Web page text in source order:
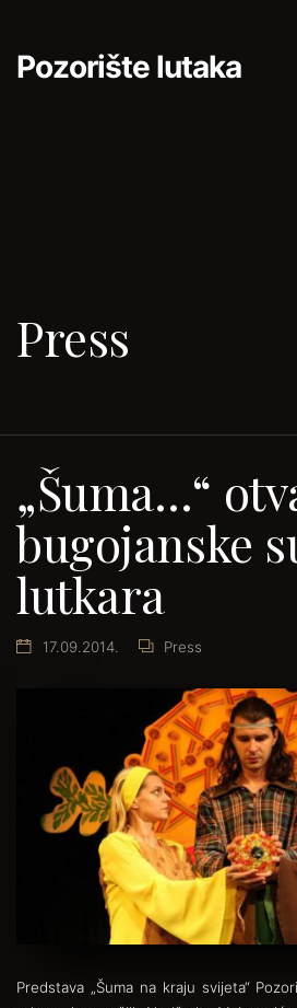
Pozorište lutaka
Press
„Šuma…“
bugojanske
lutkara
17.09.2014. Press
Predstava „Šuma na kraju svijeta“